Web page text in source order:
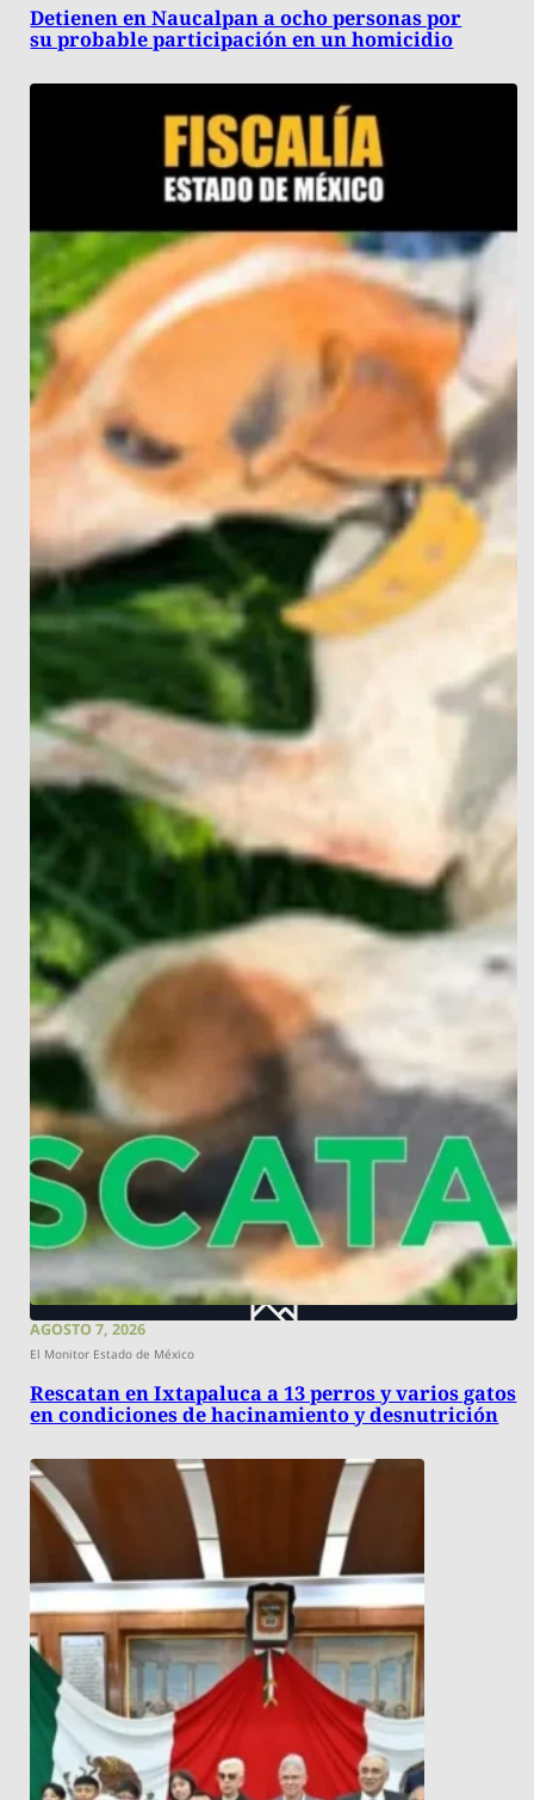
Detienen en Naucalpan a ocho personas por
su probable participación en un homicidio
AGOSTO 7, 2026
El Monitor Estado de México
Rescatan en Ixtapaluca a 13 perros y varios gatos
en condiciones de hacinamiento y desnutrición